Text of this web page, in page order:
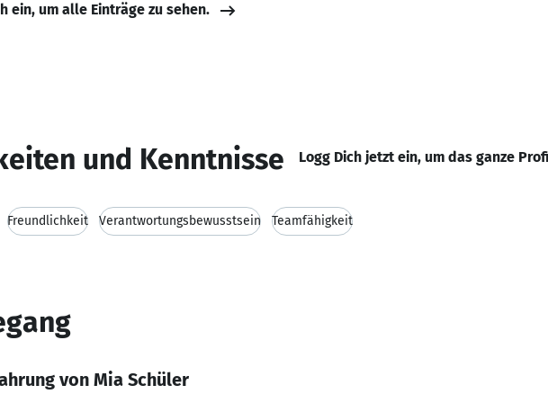
ein, um alle Einträge zu sehen.
und Kenntnisse Logg Dich jetzt ein, um das ganze
Freundlichkeit Verantwortungsbewusstsein Teamfähigkeit
von Mia Schüler